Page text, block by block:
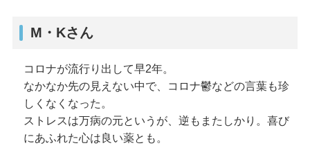
M・Kさん
コロナが流行り出して早2年。
なかなか先の見えない中で、コロナ鬱などの言葉も珍
しくなくなった。
ストレスは万病の元というが、逆もまたしかり。喜び
にあふれた心は良い薬とも。